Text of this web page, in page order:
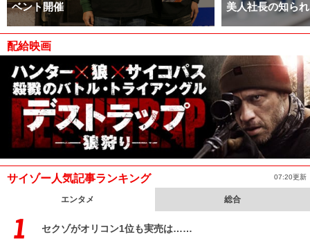
ベント開催
美人社長の知ら
配給映画
サイゾー人気記事ランキング 07:20更新
エンタメ 総合
セクゾがオリコン1位も実売は……